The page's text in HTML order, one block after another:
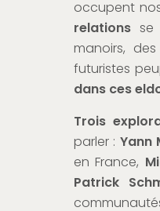
occupent
relationsse
manoirs,
futuristes
dans ces
Trois
parler : Yann
en France,
Patrick